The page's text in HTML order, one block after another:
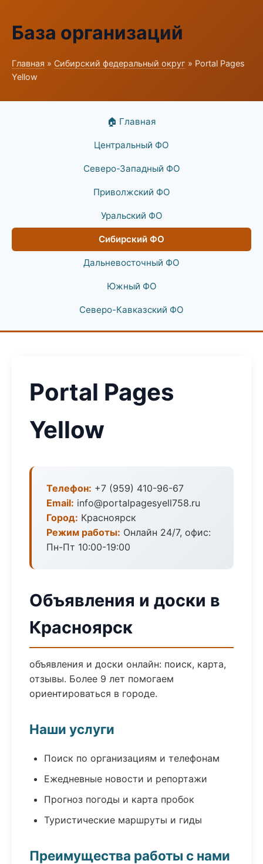
База организаций
Главная » Сибирский федеральный округ » Portal Pages
Yellow
🏠 Главная
Центральный ФО
Северо-Западный ФО
Приволжский ФО
Уральский ФО
Сибирский ФО
Дальневосточный ФО
Южный ФО
Северо-Кавказский ФО
Portal Pages
Yellow
Телефон: +7 (959) 410-96-67
Email: info@portalpagesyell758.ru
Город: Красноярск
Режим работы: Онлайн 24/7, офис:
Пн-Пт 10:00-19:00
Объявления и доски в
Красноярск
объявления и доски онлайн: поиск, карта,
отзывы. Более 9 лет помогаем
ориентироваться в городе.
Наши услуги
Поиск по организациям и телефонам
Ежедневные новости и репортажи
Прогноз погоды и карта пробок
Туристические маршруты и гиды
Преимущества работы с нами